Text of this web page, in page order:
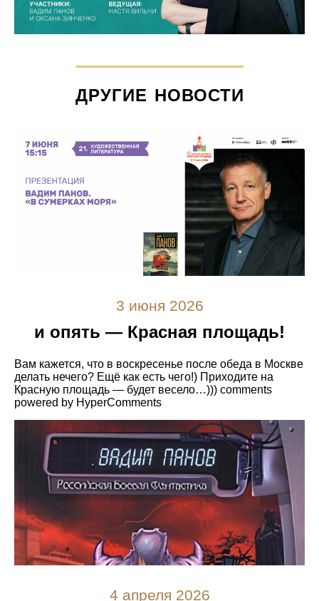
ДРУГИЕ НОВОСТИ
3 июня 2026
и опять — Красная площадь!
Вам кажется, что в воскресенье после обеда в Москве
делать нечего? Ещё как есть чего!) Приходите на
Красную площадь — будет весело…))) comments
powered by HyperComments
4 апреля 2026